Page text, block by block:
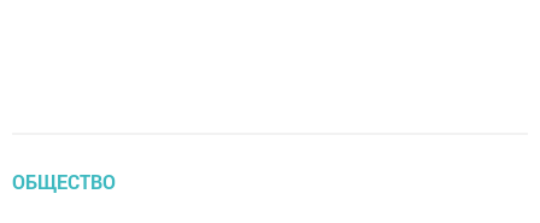
ОБЩЕСТВО